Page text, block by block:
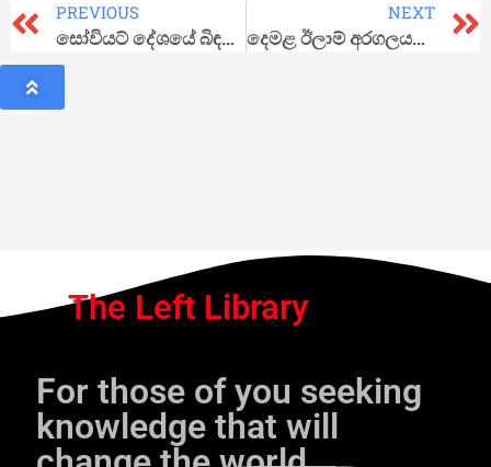
PREVIOUS
සෝවියට් දේශයේ බිඳවැටීම සහ ධනවාදයේ වත්මන් අර්බුදය
NEXT
දෙමළ ඊලාම් අරගලයට විසඳුම කුමක්ද?
The Left Library
For those of you seeking
knowledge that will